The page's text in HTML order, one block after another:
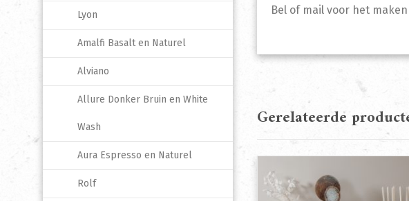
Bel of mail voor het
Gerelateerde
Lyon
Amalfi Basalt en Naturel
Alviano
Allure Donker Bruin en White
Wash
Aura Espresso en Naturel
Rolf